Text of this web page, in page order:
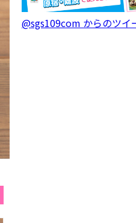
@sgs109com からのツイ